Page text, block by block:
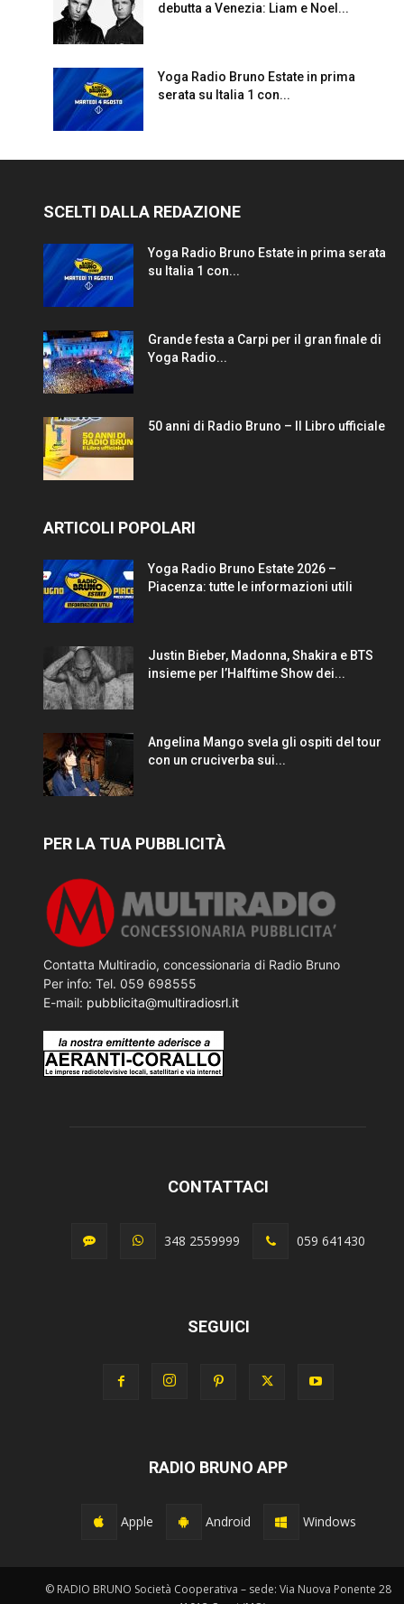
debutta a Venezia: Liam e Noel...
Yoga Radio Bruno Estate in prima
serata su Italia 1 con...
SCELTI DALLA REDAZIONE
Yoga Radio Bruno Estate in prima serata
su Italia 1 con...
Grande festa a Carpi per il gran finale di
Yoga Radio...
50 anni di Radio Bruno – Il Libro ufficiale
ARTICOLI POPOLARI
Yoga Radio Bruno Estate 2026 –
Piacenza: tutte le informazioni utili
Justin Bieber, Madonna, Shakira e BTS
insieme per l’Halftime Show dei...
Angelina Mango svela gli ospiti del tour
con un cruciverba sui...
PER LA TUA PUBBLICITÀ
Contatta Multiradio, concessionaria di Radio Bruno
Per info: Tel. 059 698555
E-mail: pubblicita@multiradiosrl.it
CONTATTACI
348 2559999 059 641430
SEGUICI
RADIO BRUNO APP
Apple Android Windows
© RADIO BRUNO Società Cooperativa – sede: Via Nuova Ponente 28